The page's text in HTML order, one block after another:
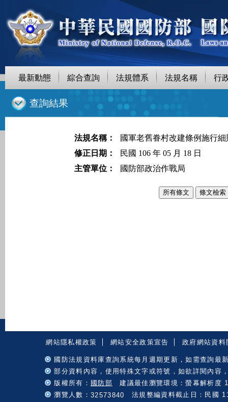
最新動態 綜合查詢 法規體系 法規名稱 行
查詢結果
法規名稱：
國軍老舊眷村改建條例施行
修正日期：
民國 106 年 05 月 18 日
主管單位：
國防部政治作戰局
網站隱私權政策 網站安全政策宣告 政府網站資料
國防法規資料庫查詢系統每月週期更新，如需查詢最
部分資料內容，使用特殊文字或符號，如欲詳閱內容
版權所有： 國防部 建議最佳瀏覽環境：螢幕解析度
瀏覽人數：32573840
法規整編資料截止日：民國